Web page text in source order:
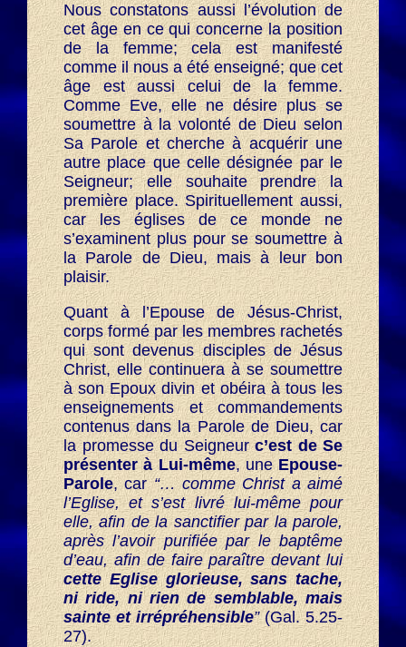
Nous constatons aussi l’évolution de
cet âge en ce qui concerne la position
de la femme; cela est manifesté
comme il nous a été enseigné; que cet
âge est aussi celui de la femme.
Comme Eve, elle ne désire plus se
soumettre à la volonté de Dieu selon
Sa Parole et cherche à acquérir une
autre place que celle désignée par le
Seigneur; elle souhaite prendre la
première place. Spirituellement aussi,
car les églises de ce monde ne
s’examinent plus pour se soumettre à
la Parole de Dieu, mais à leur bon
plaisir.
Quant à l’Epouse de Jésus-Christ,
corps formé par les membres rachetés
qui sont devenus disciples de Jésus
Christ, elle continuera à se soumettre
à son Epoux divin et obéira à tous les
enseignements et commandements
contenus dans la Parole de Dieu, car
la promesse du Seigneurc’est de Se
présenter à Lui-même, uneEpouse-
Parole, car“… comme Christ a aimé
l’Eglise, et s’est livré lui-même pour
elle, afin de la sanctifier par la parole,
après l’avoir purifiée par le baptême
d’eau, afin de faire paraître devant lui
cette Eglise glorieuse, sans tache,
ni ride, ni rien de semblable, mais
sainte et irrépréhensible”(Gal. 5.25-
27).